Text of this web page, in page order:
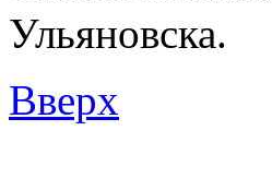
Ульяновска.
Вверх